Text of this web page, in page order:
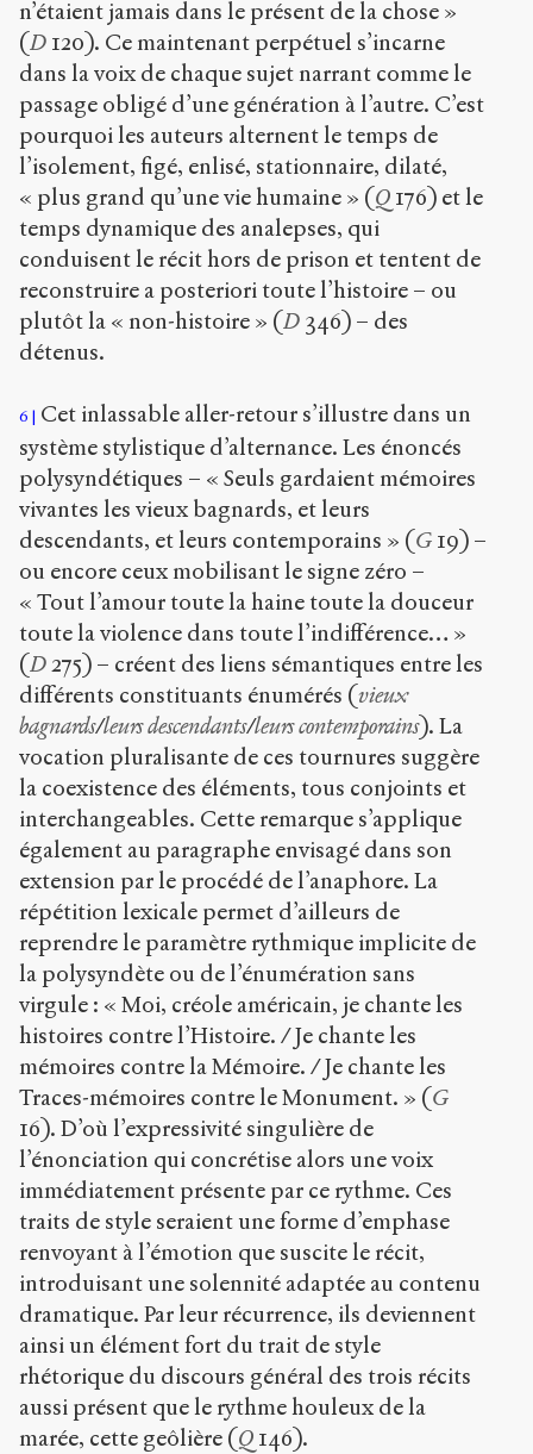
n’étaient jamais dans le présent de la chose »
(D 120). Ce maintenant perpétuel s’incarne
dans la voix de chaque sujet narrant comme le
passage obligé d’une génération à l’autre. C’est
pourquoi les auteurs alternent le temps de
l’isolement, figé, enlisé, stationnaire, dilaté,
« plus grand qu’une vie humaine » (Q 176) et le
temps dynamique des analepses, qui
conduisent le récit hors de prison et tentent de
reconstruire a posteriori toute l’histoire – ou
plutôt la « non-histoire » (D 346) – des
détenus.
6
Cet inlassable aller-retour s’illustre dans un
système stylistique d’alternance. Les énoncés
polysyndétiques – « Seuls gardaient mémoires
vivantes les vieux bagnards, et leurs
descendants, et leurs contemporains » (G 19) –
ou encore ceux mobilisant le signe zéro –
« Tout l’amour toute la haine toute la douceur
toute la violence dans toute l’indifférence… »
(D275) – créent des liens sémantiques entre les
différents constituants énumérés (vieux
bagnards/leurs descendants/leurs contemporains). La
vocation pluralisante de ces tournures suggère
la coexistence des éléments, tous conjoints et
interchangeables. Cette remarque s’applique
également au paragraphe envisagé dans son
extension par le procédé de l’anaphore. La
répétition lexicale permet d’ailleurs de
reprendre le paramètre rythmique implicite de
la polysyndète ou de l’énumération sans
virgule : « Moi, créole américain, je chante les
histoires contre l’Histoire. / Je chante les
mémoires contre la Mémoire. / Je chante les
Traces-mémoires contre le Monument. » (G
16). D’où l’expressivité singulière de
l’énonciation qui concrétise alors une voix
immédiatement présente par ce rythme. Ces
traits de style seraient une forme d’emphase
renvoyant à l’émotion que suscite le récit,
introduisant une solennité adaptée au contenu
dramatique. Par leur récurrence, ils deviennent
ainsi un élément fort du trait de style
rhétorique du discours général des trois récits
aussi présent que le rythme houleux de la
marée, cette geôlière (Q 146).